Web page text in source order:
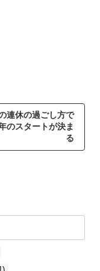
連休の過ごし方で
のスタートが決ま
る